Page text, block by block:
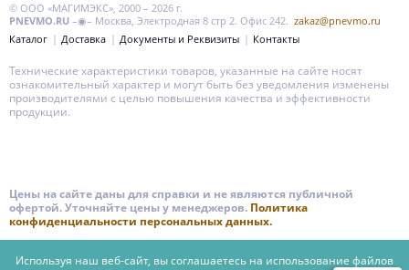
© ООО «МАГИМЭКС», 2000 – 2026 г.
PNEVMO.RU –◉– Москва, Электродная 8 стр 2. Офис 242. zakaz@pnevmo.ru
Каталог
Доставка Документы и Реквизиты Контакты
Технические характеристики товаров, указанные на сайте носят
ознакомительный характер и могут быть без уведомления изменены
производителями с целью повышения качества и эффективности
продукции.
Цены на сайте даны для справки и не являются публичной
офертой. Уточняйте цены у менеджеров. Политика
конфиденциальности персональных данных.
Используя наш веб-сайт, вы соглашаетесь на использование файлов